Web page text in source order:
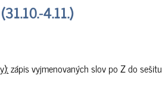
4.11.)
zápis vyjmenovaných slov po Z do sešitu